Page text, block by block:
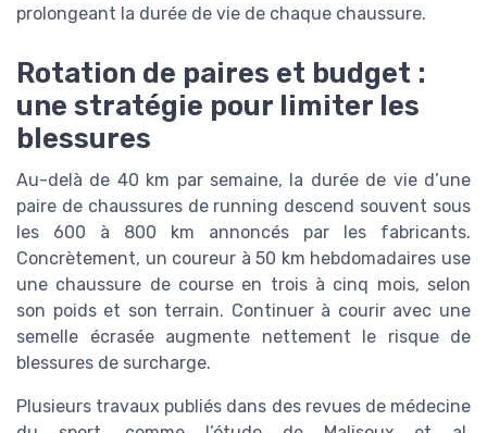
prolongeant la durée de vie de chaque chaussure.
Rotation de paires et budget :
une stratégie pour limiter les
blessures
Au-delà de 40 km par semaine, la durée de vie d’une
paire de chaussures de running descend souvent sous
les 600 à 800 km annoncés par les fabricants.
Concrètement, un coureur à 50 km hebdomadaires use
une chaussure de course en trois à cinq mois, selon
son poids et son terrain. Continuer à courir avec une
semelle écrasée augmente nettement le risque de
blessures de surcharge.
Plusieurs travaux publiés dans des revues de médecine